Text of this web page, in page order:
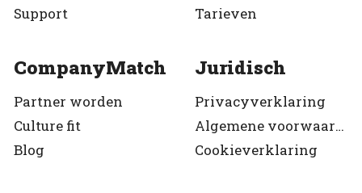
Support
Tarieven
CompanyMatch
Partner worden
Culture fit
Blog
Juridisch
Privacyverklaring
Algemene voorwaarden
Cookieverklaring